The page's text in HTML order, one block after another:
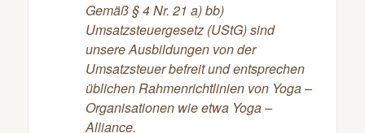
Gemäß § 4 Nr. 21 a) bb)
Umsatzsteuergesetz (UStG) sind
unsere Ausbildungen von der
Umsatzsteuer befreit und entsprechen
üblichen Rahmenrichtlinien von Yoga –
Organisationen wie etwa Yoga –
Alliance.